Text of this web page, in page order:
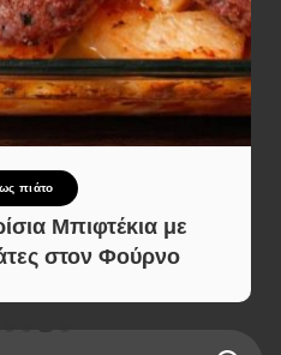
πιάτο
Μπιφτέκια με
στον Φούρνο